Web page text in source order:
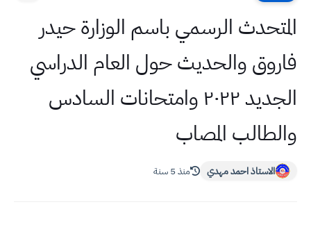
المتحدث الرسمي باسم الوزارة حيدر
فاروق والحديث حول العام الدراسي
الجديد ٢٠٢٢ وامتحانات السادس
والطالب المصاب
الاستاذ احمد مهدي منذ 5 سنة